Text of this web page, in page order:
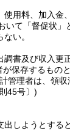
用料、加入金
いて「督促状」
い。
調書及び収入更
保存するものと
管理者は、領
45号〕)
出しようとする